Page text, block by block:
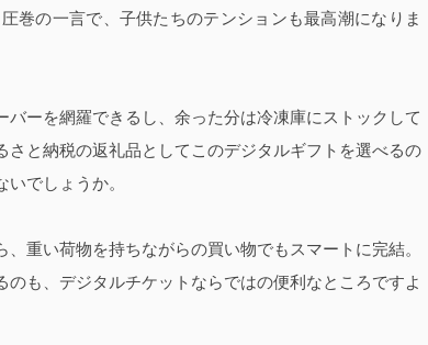
巻の一言で、子供たちのテンションも最高潮になりま
ーを網羅できるし、余った分は冷凍庫にストックして
と納税の返礼品としてこのデジタルギフトを選べるの
でしょうか。
重い荷物を持ちながらの買い物でもスマートに完結。
も、デジタルチケットならではの便利なところですよ